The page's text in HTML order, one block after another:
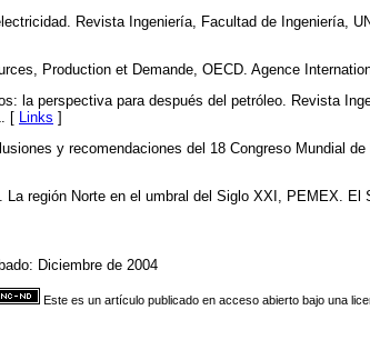
Revista Ingeniería, Facultad de Ingeniería,
Production et Demande, OECD. Agence
la perspectiva para después del petróleo. Revista
[
Links ]
y recomendaciones del 18 Congreso Mundial
La región Norte en el umbral del Siglo XXI, PEMEX.
Diciembre de 2004
Este es un artículo publicado en acceso abierto bajo una